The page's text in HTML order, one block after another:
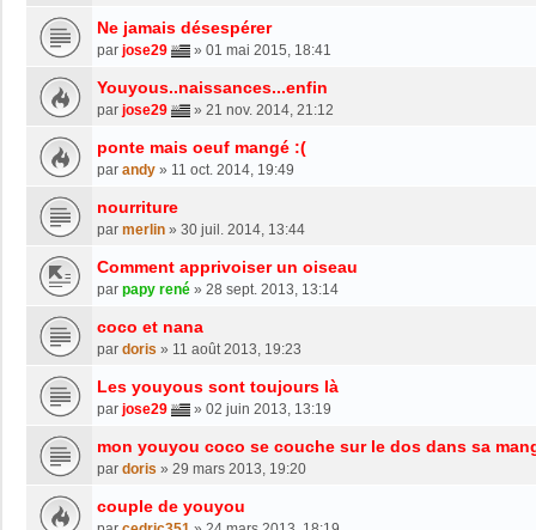
Ne jamais désespérer
par jose29 » 01 mai 2015, 18:41
Youyous..naissances...enfin
par jose29 » 21 nov. 2014, 21:12
ponte mais oeuf mangé :(
par andy » 11 oct. 2014, 19:49
nourriture
par merlin » 30 juil. 2014, 13:44
Comment apprivoiser un oiseau
par papy rené » 28 sept. 2013, 13:14
coco et nana
par doris » 11 août 2013, 19:23
Les youyous sont toujours là
par jose29 » 02 juin 2013, 13:19
mon youyou coco se couche sur le dos dans sa
par doris » 29 mars 2013, 19:20
couple de youyou